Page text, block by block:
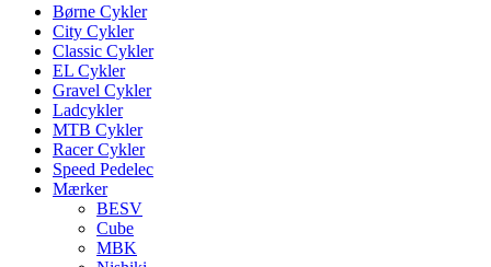
search
Menu
Børne Cykler
City Cykler
Classic Cykler
EL Cykler
Gravel Cykler
Ladcykler
MTB Cykler
Racer Cykler
Speed Pedelec
Mærker
BESV
Cube
MBK